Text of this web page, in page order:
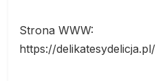
Strona WWW:
https://delikatesydelicja.pl/